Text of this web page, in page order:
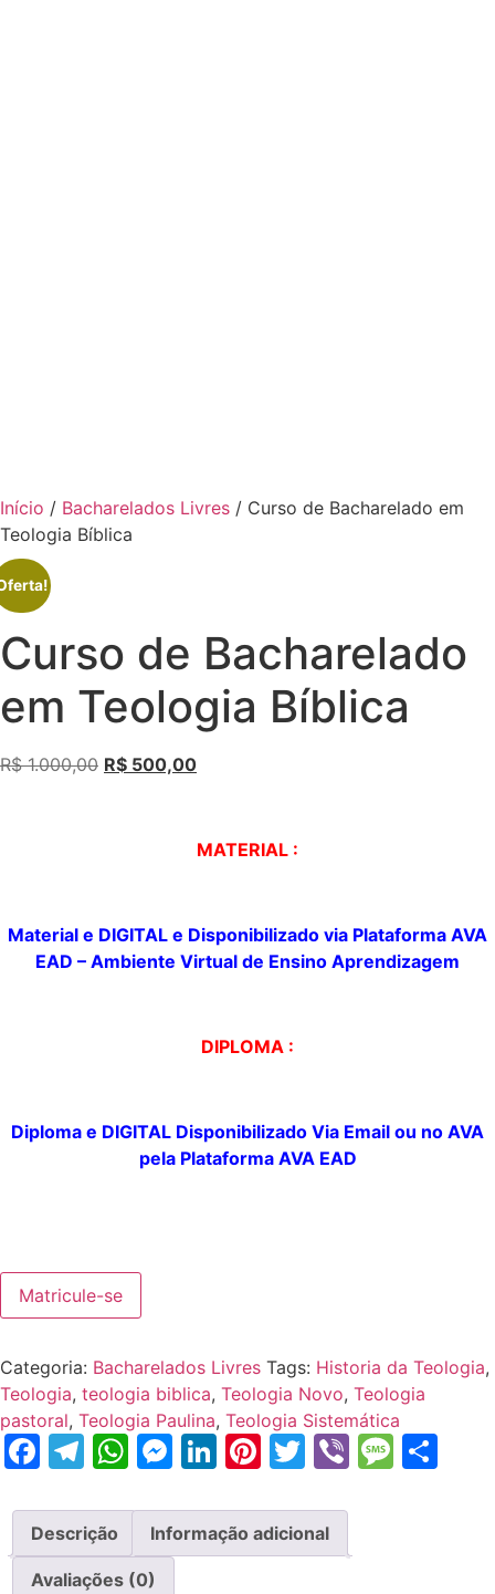
Início / Bacharelados Livres / Curso de Bacharelado em
Teologia Bíblica
Curso de Bacharelado
em Teologia Bíblica
R$1.000,00 R$ 500,00
MATERIAL :
Material e DIGITAL e Disponibilizado via Plataforma AVA
EAD – Ambiente Virtual de Ensino Aprendizagem
DIPLOMA :
Diploma e DIGITAL Disponibilizado Via Email ou no AVA
pela PlataformaAVA EAD
Matricule-se
Categoria: Bacharelados Livres Tags: Historia da Teologia,
Teologia, teologia biblica, Teologia Novo, Teologia
pastoral, Teologia Paulina, Teologia Sistemática
Facebook
Telegram
WhatsApp
Messenger
LinkedIn
Pinterest
Twitter
Viber
Descrição Informação adicional
Avaliações (0)